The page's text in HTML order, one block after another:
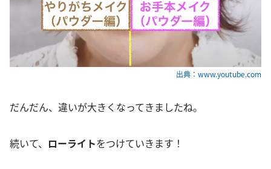
出典：www.youtube.com
だんだん、違いが大きくなってきましたね。
続いて、 ローライトをつけていきます！